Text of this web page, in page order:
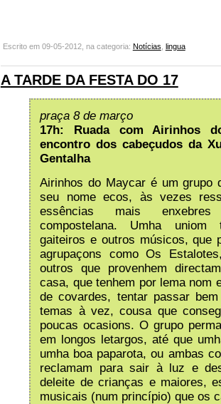
Escrito em 09-05-2012, na categoria: Notícias, lingua
A TARDE DA FESTA DO 17
praça 8 de março
17h: Ruada com Airinhos
encontro dos cabeçudos da
Gentalha
Airinhos do Maycar é um grupo
seu nome ecos, às vezes
essências mais
compostelana. Umha uniom
gaiteiros e outros músicos, que
agrupaçons como Os
outros que provenhem
casa, que tenhem por lema nom
de covardes, tentar passar
temas à vez, cousa que
poucas ocasions. O grupo
em longos letargos, até que
umha boa paparota, ou ambas
reclamam para sair à luz e
deleite de crianças e maiores,
musicais (num princípio) que os